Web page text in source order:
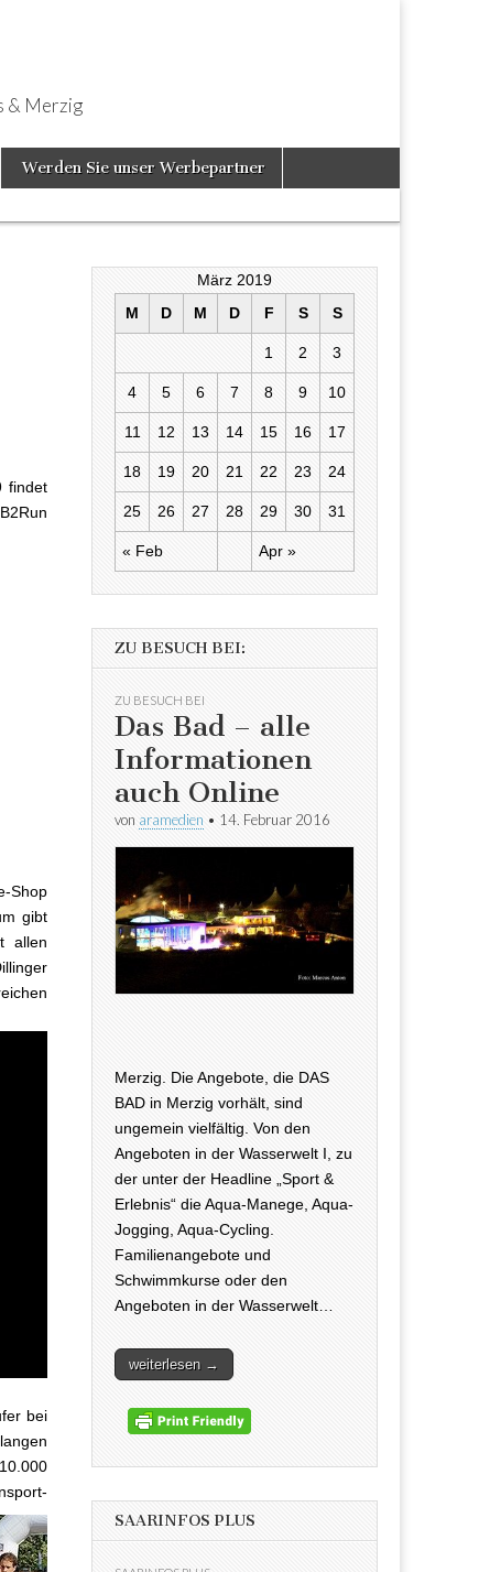
& Merzig
Werden Sie unser Werbepartner
findet
Shop
gibt
allen
bei
März 2019
M
D M D F S S
« Feb Apr »
1 2 3
4 5 6 7 8 9 10
11 12 13 14 15 16 17
18 19 20 21 22 23 24
25 26 27 28 29 30 31
ZU BESUCH BEI:
ZU BESUCH BEI
Das Bad – alle
Informationen
auch Online
von aramedien • 14. Februar 2016
Merzig. Die Angebote, die DAS
BAD in Merzig vorhält, sind
ungemein vielfältig. Von den
Angeboten in der Wasserwelt I, zu
der unter der Headline „Sport &
Erlebnis“ die Aqua-Manege, Aqua-
Jogging, Aqua-Cycling.
Familienangebote und
Schwimmkurse oder den
Angeboten in der Wasserwelt…
weiterlesen →
SAARINFOS PLUS